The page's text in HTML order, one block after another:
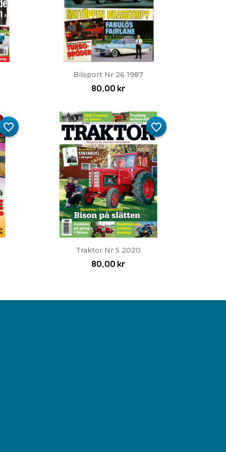
Snabbvy
Bilsport Nr 26 1987
80,00 kr
favorite_border
Snabbvy
Traktor Nr 5 2020
80,00 kr
favorite_border